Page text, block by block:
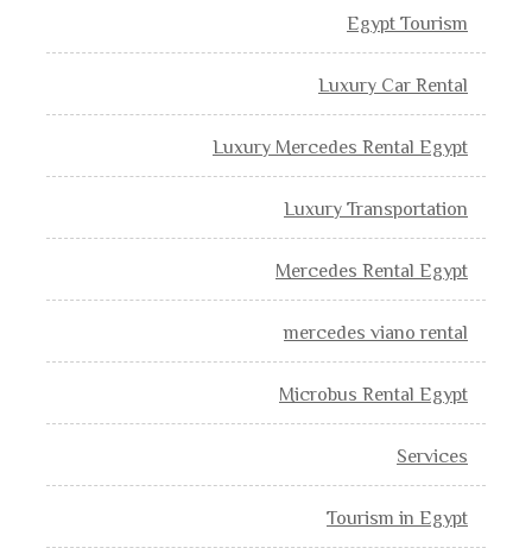
Egypt Tourism
Luxury Car Rental
Luxury Mercedes Rental Egypt
Luxury Transportation
Mercedes Rental Egypt
mercedes viano rental
Microbus Rental Egypt
Services
Tourism in Egypt